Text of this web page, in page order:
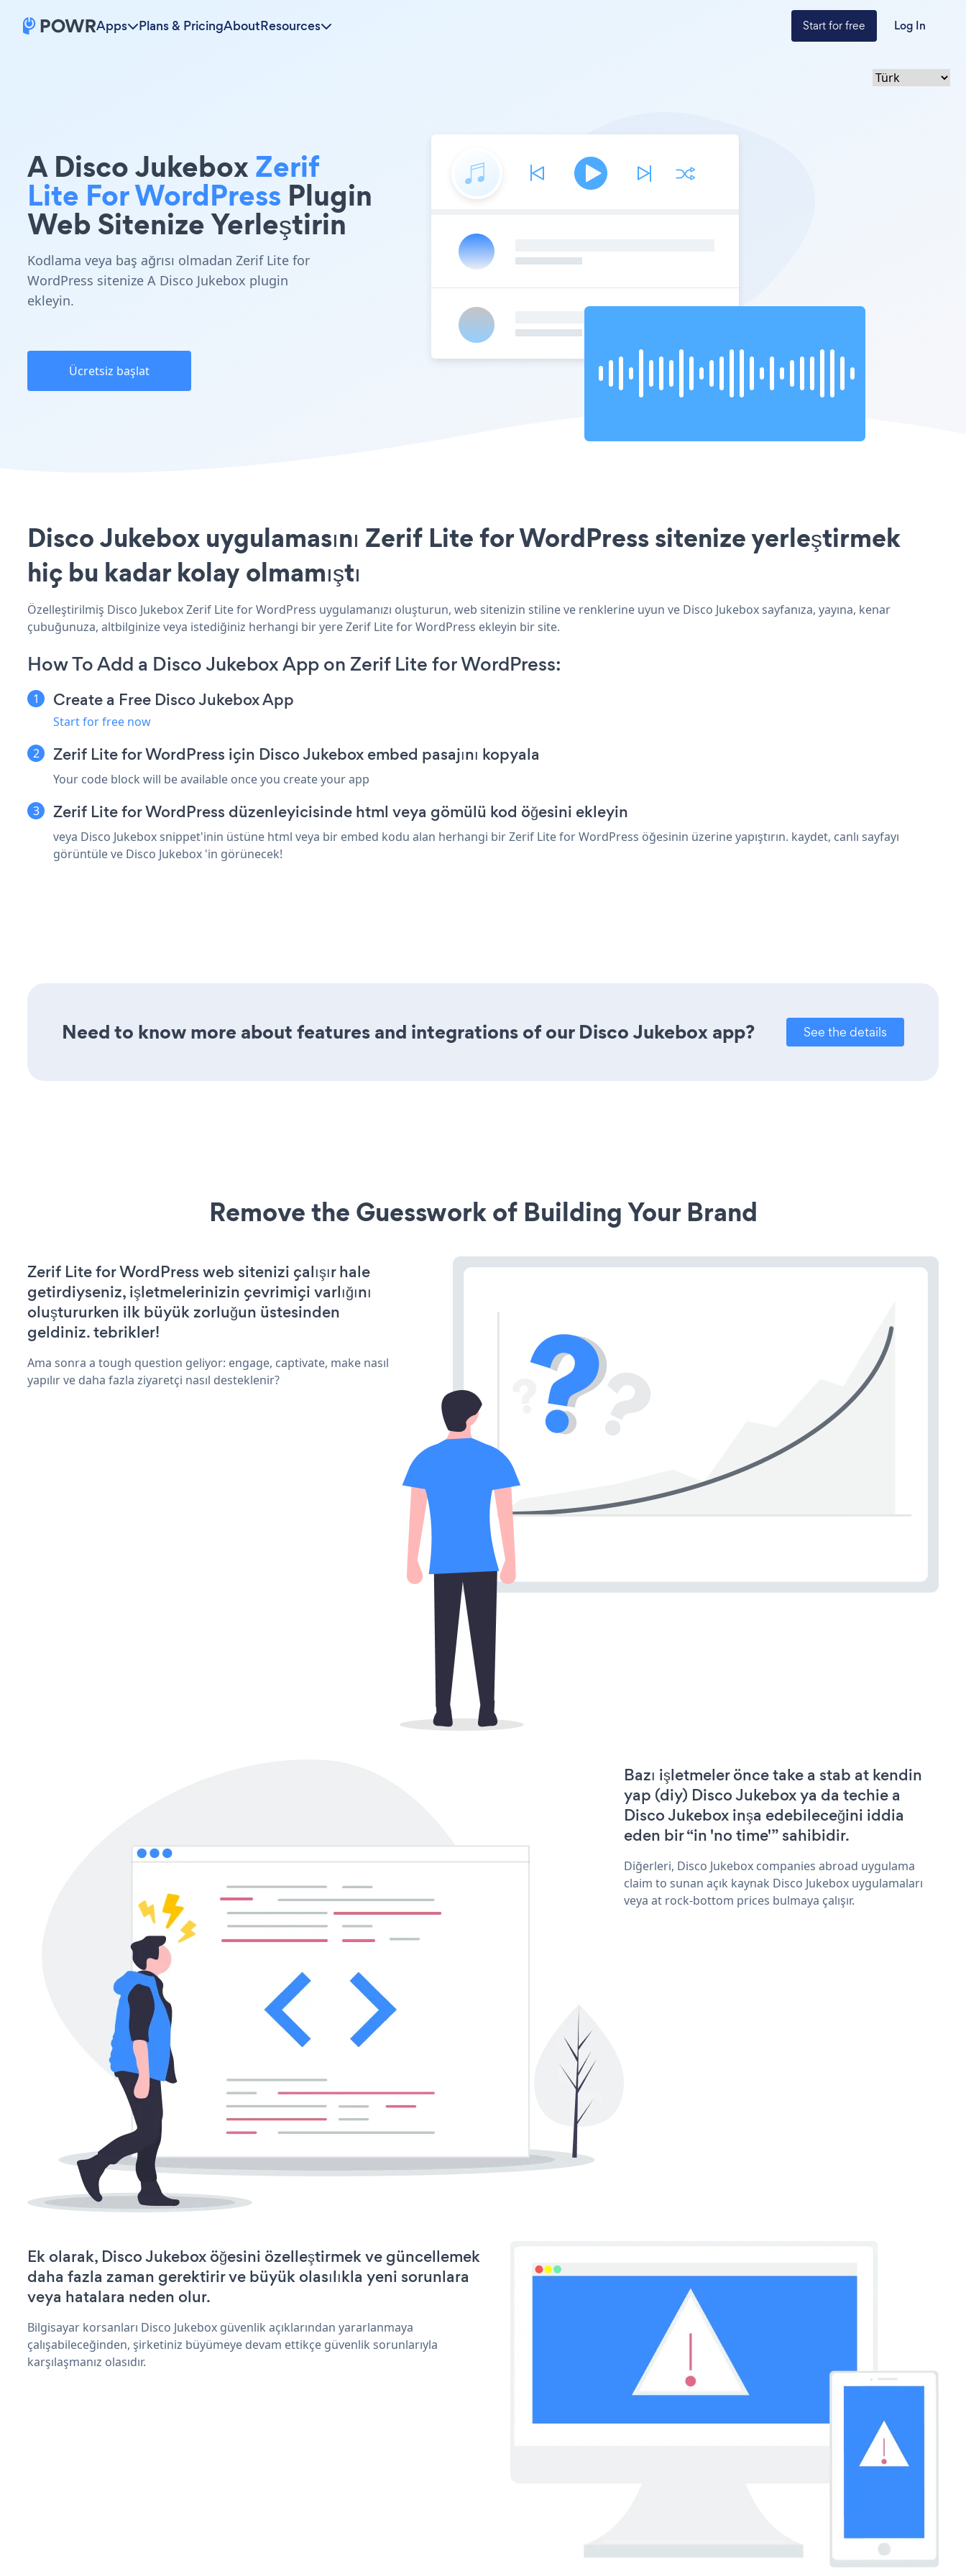
Apps Plans & PricingAboutResources Start for free Log In
A Disco JukeboxZerif
Lite For WordPress Plugin
Web Sitenize Yerleştirin
Kodlama veya baş ağrısı olmadan Zerif Lite for
WordPress sitenize A Disco Jukebox plugin
ekleyin.
Ücretsiz başlat
Disco Jukebox uygulamasını Zerif Lite for WordPress sitenize yerleştirmek
hiç bu kadar kolay olmamıştı
Özelleştirilmiş Disco Jukebox Zerif Lite for WordPress uygulamanızı oluşturun, web sitenizin stiline ve renklerine uyun ve Disco Jukebox sayfanıza, yayına, kenar
çubuğunuza, altbilginize veya istediğiniz herhangi bir yere Zerif Lite for WordPress ekleyin bir site.
How To Add a Disco Jukebox App on Zerif Lite for WordPress:
Create a Free Disco Jukebox App
Start for free now
Zerif Lite for WordPress için Disco Jukebox embed pasajını kopyala
Your code block will be available once you create your app
Zerif Lite for WordPress düzenleyicisinde html veya gömülü kod öğesini ekleyin
veya Disco Jukebox snippet'inin üstüne html veya bir embed kodu alan herhangi bir Zerif Lite for WordPress öğesinin üzerine yapıştırın. kaydet, canlı sayfayı
görüntüle ve Disco Jukebox 'in görünecek!
Need to know more about features and integrations of our Disco Jukebox app? See the details
Remove the Guesswork of Building Your Brand
Zerif Lite for WordPress web sitenizi çalışır hale
getirdiyseniz, işletmelerinizin çevrimiçi varlığını
oluştururken ilk büyük zorluğun üstesinden
geldiniz. tebrikler!
Ama sonra a tough question geliyor: engage, captivate, make nasıl
yapılır ve daha fazla ziyaretçi nasıl desteklenir?
Bazı işletmeler önce take a stab at kendin
yap (diy) Disco Jukebox ya da techie a
Disco Jukebox inşa edebileceğini iddia
eden bir “in 'no time'” sahibidir.
Diğerleri, Disco Jukebox companies abroad uygulama
claim to sunan açık kaynak Disco Jukebox uygulamaları
veya at rock-bottom prices bulmaya çalışır.
Ek olarak, Disco Jukebox öğesini özelleştirmek ve güncellemek
daha fazla zaman gerektirir ve büyük olasılıkla yeni sorunlara
veya hatalara neden olur.
Bilgisayar korsanları Disco Jukebox güvenlik açıklarından yararlanmaya
çalışabileceğinden, şirketiniz büyümeye devam ettikçe güvenlik sorunlarıyla
karşılaşmanız olasıdır.